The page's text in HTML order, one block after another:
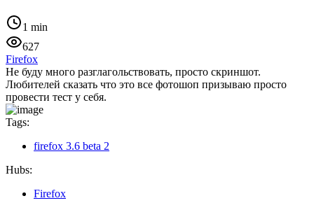
1 min
627
Firefox
Не буду много разглагольствовать, просто скриншот.
Любителей сказать что это все фотошоп призываю просто
провести тест у себя.
Tags:
firefox 3.6 beta 2
Hubs:
Firefox